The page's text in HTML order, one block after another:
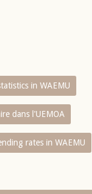
in WAEMU
dans l'UEMOA
rates in WAEMU